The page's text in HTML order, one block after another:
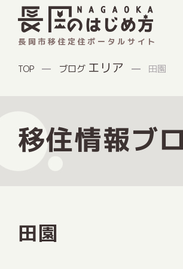
長岡市移住定住ポータルサイト
TOP ブログ エリア 田園
移住情報ブ
田園